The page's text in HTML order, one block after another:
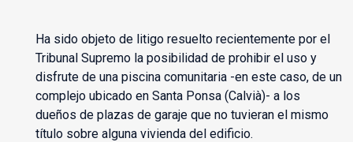
Ha sido objeto de litigo resuelto recientemente por el
Tribunal Supremo la posibilidad de prohibir el uso y
disfrute de una piscina comunitaria -en este caso, de un
complejo ubicado en Santa Ponsa (Calvià)- a los
dueños de plazas de garaje que no tuvieran el mismo
título sobre alguna vivienda del edificio.